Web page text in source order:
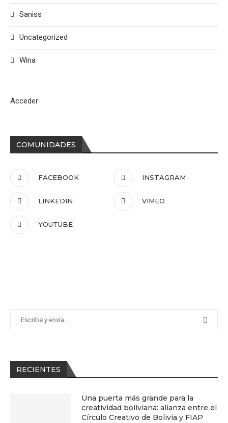
COMUNIDADES
FACEBOOK INSTAGRAM
LINKEDIN VIMEO
YOUTUBE
RECIENTES
Una puerta más grande para la
creatividad boliviana: alianza entre el
Círculo Creativo de Bolivia y FIAP
Saniss
Uncategorized
Wina
Acceder